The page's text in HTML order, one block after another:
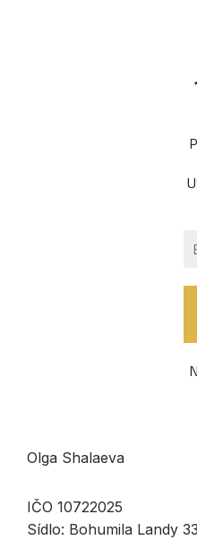
Olga Shalaeva
IČO 10722025
Sídlo: Bohumila Landy